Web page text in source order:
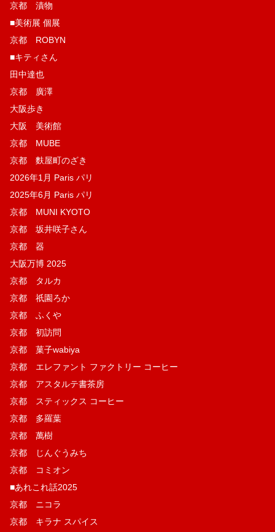
京都 漬物
■美術展 個展
京都 ROBYN
■キティさん
田中達也
京都 廣澤
大阪歩き
大阪 美術館
京都 MUBE
京都 麩屋町のざき
2026年1月 Paris パリ
2025年6月 Paris パリ
京都 MUNI KYOTO
京都 坂井咲子さん
京都 器
大阪万博 2025
京都 タルカ
京都 祇園ろか
京都 ふくや
京都 初訪問
京都 菓子wabiya
京都 エレファント ファクトリー コーヒー
京都 アスタルテ書茶房
京都 スティックス コーヒー
京都 多羅葉
京都 萬樹
京都 じんぐうみち
京都 コミオン
■あれこれ話2025
京都 ニコラ
京都 キラナ スパイス